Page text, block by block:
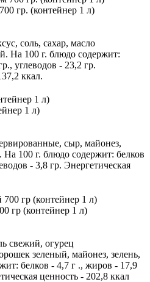
гр. (контейнер 1 л)
соль, сахар, масло
На 100 г. блюдо содержит:
углеводов - 23,2 гр.
ккал.
1 л)
сыр, майонез,
На 100 г. блюдо содержит: белков
- 3,8 гр. Энергетическая
гр (контейнер 1 л)
свежий, огурец
зеленый, майонез, зелень,
белков - 4,7 г ., жиров - 17,9
ценность - 202,8 ккал